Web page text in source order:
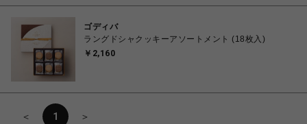
ゴディバ
ラングドシャクッキーアソートメント (18枚入)
￥2,160
＜ 1 ＞